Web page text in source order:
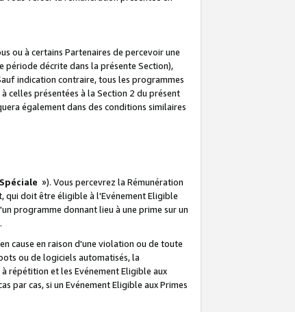
ou à certains Partenaires de percevoir une
décrite dans la présente Section),
indication contraire, tous les programmes
celles présentées à la Section 2 du présent
également dans des conditions similaires
»). Vous percevrez la Rémunération
qui doit être éligible à l'Evénement Eligible
programme donnant lieu à une prime sur un
cause en raison d'une violation ou de toute
ou de logiciels automatisés, la
répétition et les Evénement Eligible aux
par cas, si un Evénement Eligible aux Primes